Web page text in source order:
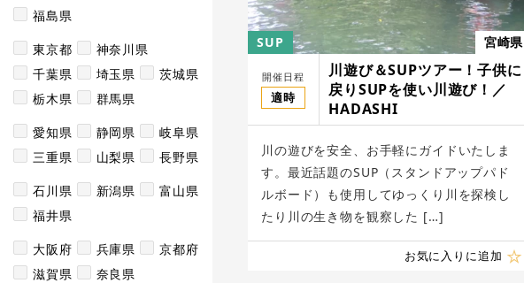
福島県
東京都
神奈川県
千葉県
埼玉県
茨城県
栃木県
群馬県
愛知県
静岡県
岐阜県
三重県
山梨県
長野県
石川県
新潟県
富山県
福井県
大阪府
兵庫県
京都府
滋賀県
奈良県
SUP 宮崎県
開催日程
適時
川遊び＆SUPツアー！子供に
戻りSUPを使い川遊び！／
HADASHI
川の遊びを安全、お手軽にガイドいたしま
す。最近話題のSUP（スタンドアップパド
ルボード）も使用してゆっくり川を探検し
たり川の生き物を観察した […]
お気に入りに追加